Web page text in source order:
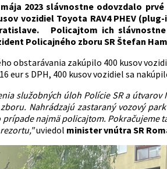
2023 slávnostne odovzdalo
vozidiel Toyota RAV4 PHEV
Policajtom ich
Policajného zboru SR Štefan
obstarávania zakúpilo 400 kusov
eur s DPH, 400 kusov vozidiel sa
služobných úloh Polície SR a
Nahrádzajú zastaraný vozový
najmä policajtom. Pokračujeme
uviedol minister vnútra SR